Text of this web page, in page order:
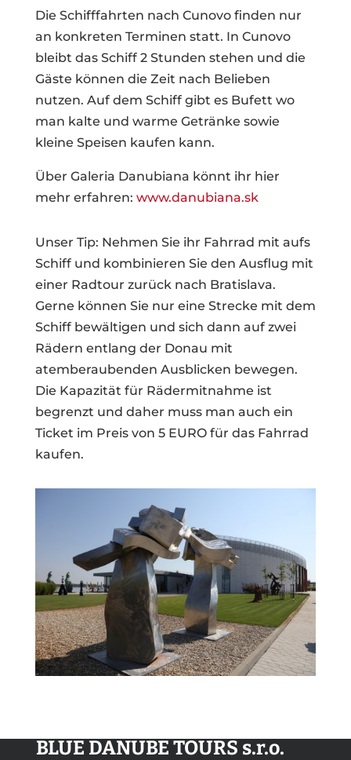
Die Schifffahrten nach Cunovo finden nur
an konkreten Terminen statt. In Cunovo
bleibt das Schiff 2 Stunden stehen und die
Gäste können die Zeit nach Belieben
nutzen. Auf dem Schiff gibt es Bufett wo
man kalte und warme Getränke sowie
kleine Speisen kaufen kann.
Über Galeria Danubiana könnt ihr hier
mehr erfahren: www.danubiana.sk
Unser Tip: Nehmen Sie ihr Fahrrad mit aufs
Schiff und kombinieren Sie den Ausflug mit
einer Radtour zurück nach Bratislava.
Gerne können Sie nur eine Strecke mit dem
Schiff bewältigen und sich dann auf zwei
Rädern entlang der Donau mit
atemberaubenden Ausblicken bewegen.
Die Kapazität für Rädermitnahme ist
begrenzt und daher muss man auch ein
Ticket im Preis von 5 EURO für das Fahrrad
kaufen.
BLUE DANUBE TOURS s.r.o.